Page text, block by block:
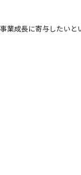
業成長に寄与したい